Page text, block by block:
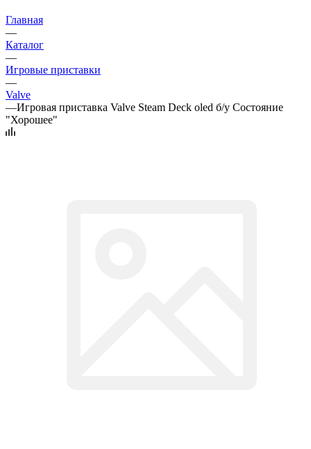
Главная
—
Каталог
—
Игровые приставки
—
Valve
—Игровая приставка Valve Steam Deck oled б/у Состояние
"Хорошее"